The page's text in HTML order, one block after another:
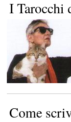
I Tarocchi
Come